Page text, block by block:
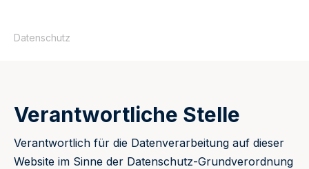
Datenschutz
Verantwortliche Stelle
Verantwortlich für die Datenverarbeitung auf dieser
Website im Sinne der Datenschutz-Grundverordnung